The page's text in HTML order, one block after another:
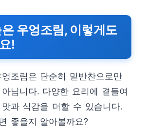
우엉조림, 이렇게도
!
조림은 단순히 밑반찬으로만
닙니다. 다양한 요리에 곁들여
과 식감을 더할 수 있습니다.
좋을지 알아볼까요?